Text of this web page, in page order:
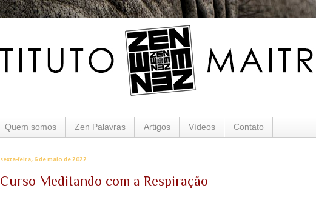
Quem somos Zen Palavras Artigos Vídeos Contato
sexta-feira, 6 de maio de 2022
Curso Meditando com a Respiração